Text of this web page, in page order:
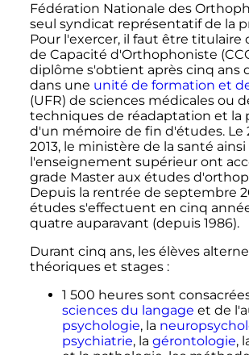
Fédération Nationale des
seul syndicat représentatif de la
Pour l'exercer, il faut être titulaire
de Capacité d'Orthophoniste
diplôme s'obtient après cinq ans
dans une unité de formation et
(UFR) de sciences médicales ou
techniques de réadaptation et la
d'un mémoire de fin d'études. Le
2013, le ministère de la santé
l'enseignement supérieur ont
grade Master aux études
Depuis la rentrée de septembre
études s'effectuent en cinq
quatre auparavant (depuis 1986).
Durant cinq ans, les élèves
théoriques et stages :
1 500 heures sont
sciences du langage et de
psychologie, la
psychiatrie, la gérontologie,